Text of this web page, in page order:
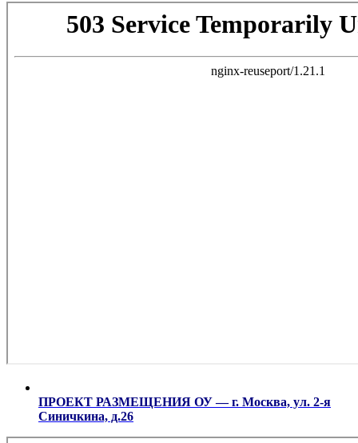
ПРОЕКТ РАЗМЕЩЕНИЯ ОУ — г. Москва, ул. 2-я
Синичкина, д.26